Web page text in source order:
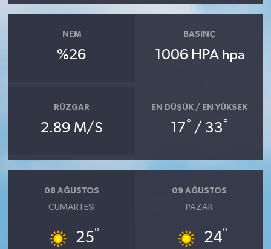
NEM
%26
BASINÇ
1006 HPA hpa
RÜZGAR
2.89 M/S
EN DÜŞÜK / EN YÜKSEK
17° / 33°
08 AĞUSTOS
CUMARTESI
25°
09 AĞUSTOS
PAZAR
24°